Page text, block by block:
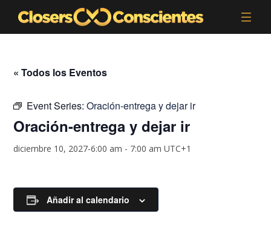
« Todos los Eventos
Event Series:Oración-entrega y dejar ir
Oración-entrega y dejar ir
diciembre 10, 2027-6:00 am - 7:00 am UTC+1
Añadir al calendario